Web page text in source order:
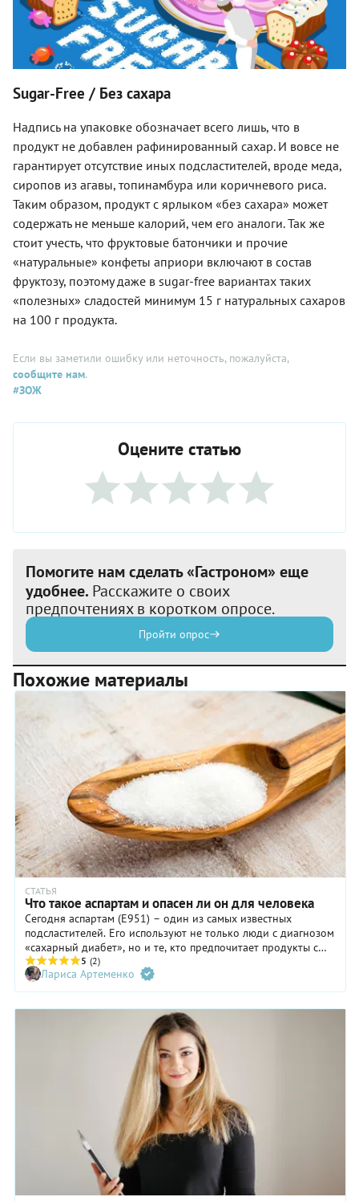
Sugar-Free / Без сахара
Надпись на упаковке обозначает всего лишь, что в
продукт не добавлен рафинированный сахар. И вовсе не
гарантирует отсутствие иных подсластителей, вроде меда,
сиропов из агавы, топинамбура или коричневого риса.
Таким образом, продукт с ярлыком «без сахара» может
содержать не меньше калорий, чем его аналоги. Так же
стоит учесть, что фруктовые батончики и прочие
«натуральные» конфеты априори включают в состав
фруктозу, поэтому даже в sugar-free вариантах таких
«полезных» сладостей минимум 15 г натуральных сахаров
на 100 г продукта.
Если вы заметили ошибку или неточность, пожалуйста,
сообщите нам.
#ЗОЖ
Оцените статью
Помогите нам сделать «Гастроном» еще
удобнее. Расскажите о своих
предпочтениях в коротком опросе.
Пройти опрос
Похожие материалы
СТАТЬЯ
Что такое аспартам и опасен ли он для человека
Сегодня аспартам (E951) – один из самых известных
подсластителей. Его используют не только люди с диагнозом
«сахарный диабет», но и те, кто предпочитает продукты с
маркировками вроде «без сахара» или «минимум калорий».
Искусственный заменитель сахара входит в состав
газированных напитков, кондитерских изделий,
жевательной резинки, мармелада, а также используется как
низкокалорийная альтернатива сахару для горячих
напитков. Разбираемся, что собой представляет аспартам,
насколько он безопасен и стоит ли полностью заменять им
5 (2)
Лариса Артеменко